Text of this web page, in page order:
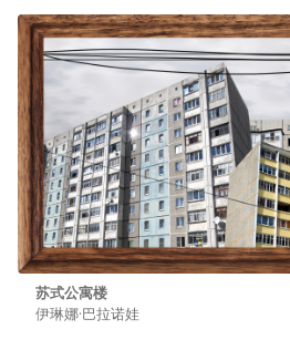
苏式公寓楼
伊琳娜·巴拉诺娃